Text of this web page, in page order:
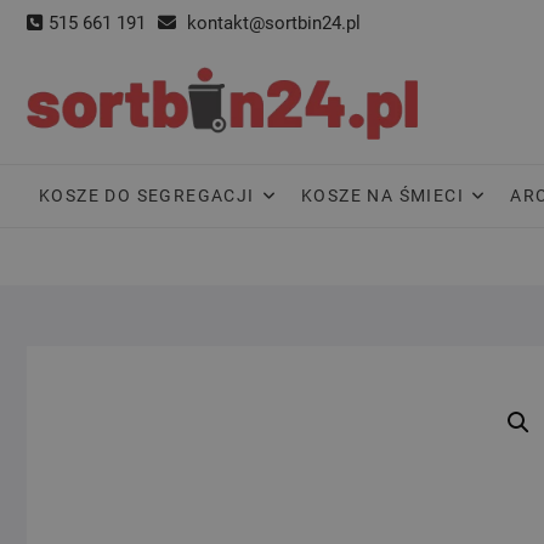
Skip
515 661 191 kontakt@sortbin24.pl
KOSZE DO SEGREGACJI KOSZE NA ŚMIECI